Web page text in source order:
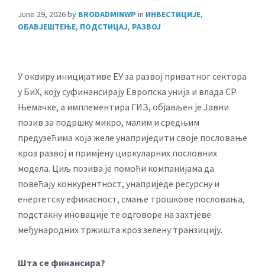
June 29, 2026by BRODADMINWP in ИНВЕСТИЦИЈЕ,
ОБАВЈЕШТЕЊЕ, ПОДСТИЦАЈ, РАЗВОЈ
У оквиру иницијативе ЕУ за развој приватног сектора
у БиХ, коју суфинансирају Европска унија и влада СР
Њемачке, а имплементира ГИЗ, објављен је Јавни
позив за подршку микро, малим и средњим
предузећима која желе унаприједити своје пословање
кроз развој и примјену циркуларних пословних
модела. Циљ позива је помоћи компанијама да
повећају конкурентност, унаприједе ресурсну и
енергетску ефикасност, смање трошкове пословања,
подстакну иновације те одговоре на захтјеве
међународних тржишта кроз зелену транзицију.
Шта се финансира?